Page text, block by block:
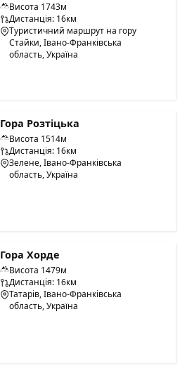
Висота 1743м
Дистанція: 16км
Туристичний маршрут на гору
Стайки, Івано-Франківська
область, Україна
Гора Розтіцька
Висота 1514м
Дистанція: 16км
Зелене, Івано-Франківська
область, Україна
Гора Хорде
Висота 1479м
Дистанція: 16км
Татарів, Івано-Франківська
область, Україна